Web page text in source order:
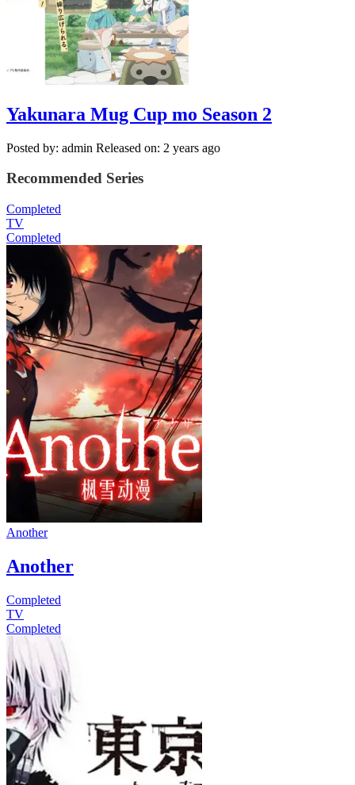
Yakunara Mug Cup mo Season 2
Posted by: admin Released on: 2 years ago
Recommended Series
Completed
TV
Completed
Another
Another
Completed
TV
Completed